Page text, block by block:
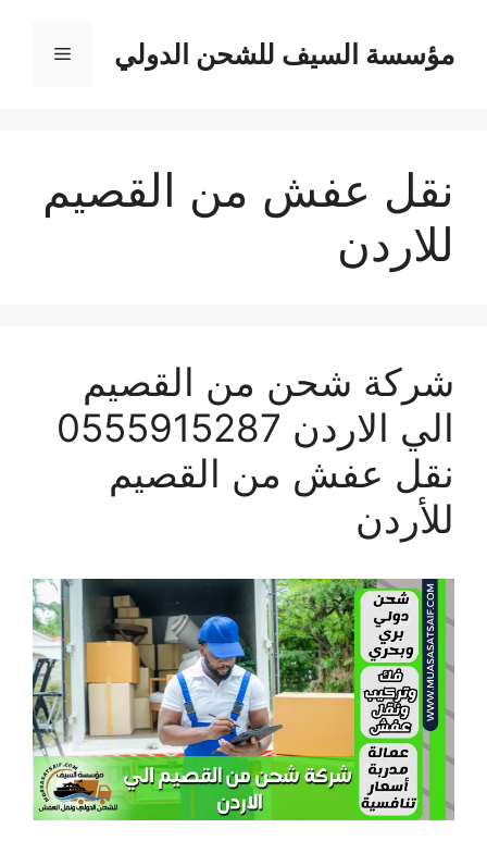
المحتوىمؤسسة السيف للشحن الدولي القائمة
نقل عفش من القصيم
للاردن
شركة شحن من القصيم
الي الاردن 0555915287
نقل عفش من القصيم
للأردن